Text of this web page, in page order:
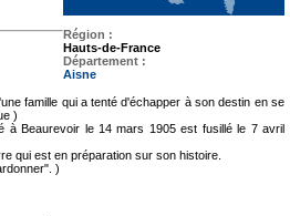
Région :
Hauts-de-France
Département :
Aisne
famille qui a tenté d'échapper à son destin en se
)
à Beaurevoir le 14 mars 1905 est fusillé le 7 avril
qui est en préparation sur son histoire.
)